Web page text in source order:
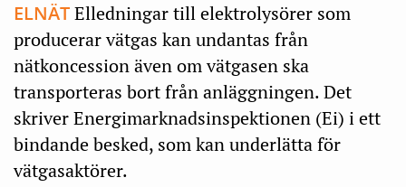
ELNÄTElledningar till elektrolysörer som
producerar vätgas kan undantas från
nätkoncession även om vätgasen ska
transporteras bort från anläggningen. Det
skriver Energimarknadsinspektionen (Ei) i ett
bindande besked, som kan underlätta för
vätgasaktörer.